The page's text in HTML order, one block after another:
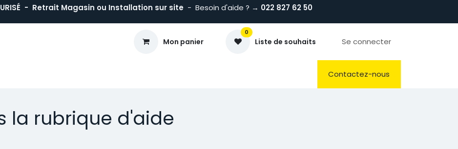
- Retrait Magasin ou Installation sur site- Besoin d'aide ? → 022 827 62 50
Mon panier
0
Liste de souhaits Se connecter
Hygiène & LaverieContactez-nous
la rubrique d'aide